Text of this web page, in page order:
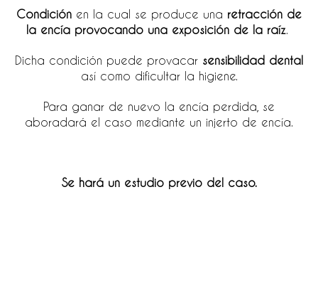
Condición en la cual se produce una retracción de
la encía provocando una exposición de la raíz.
Dicha condición puede provacar sensibilidad dental
así como dificultar la higiene.
Para ganar de nuevo la encía perdida, se
aboradará el caso mediante un injerto de encía.
Se hará un estudio previo del caso.